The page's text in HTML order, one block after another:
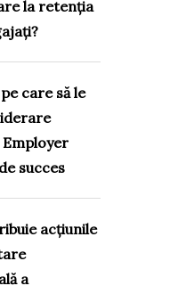
la retenția
care să le
succes
acțiunile
a